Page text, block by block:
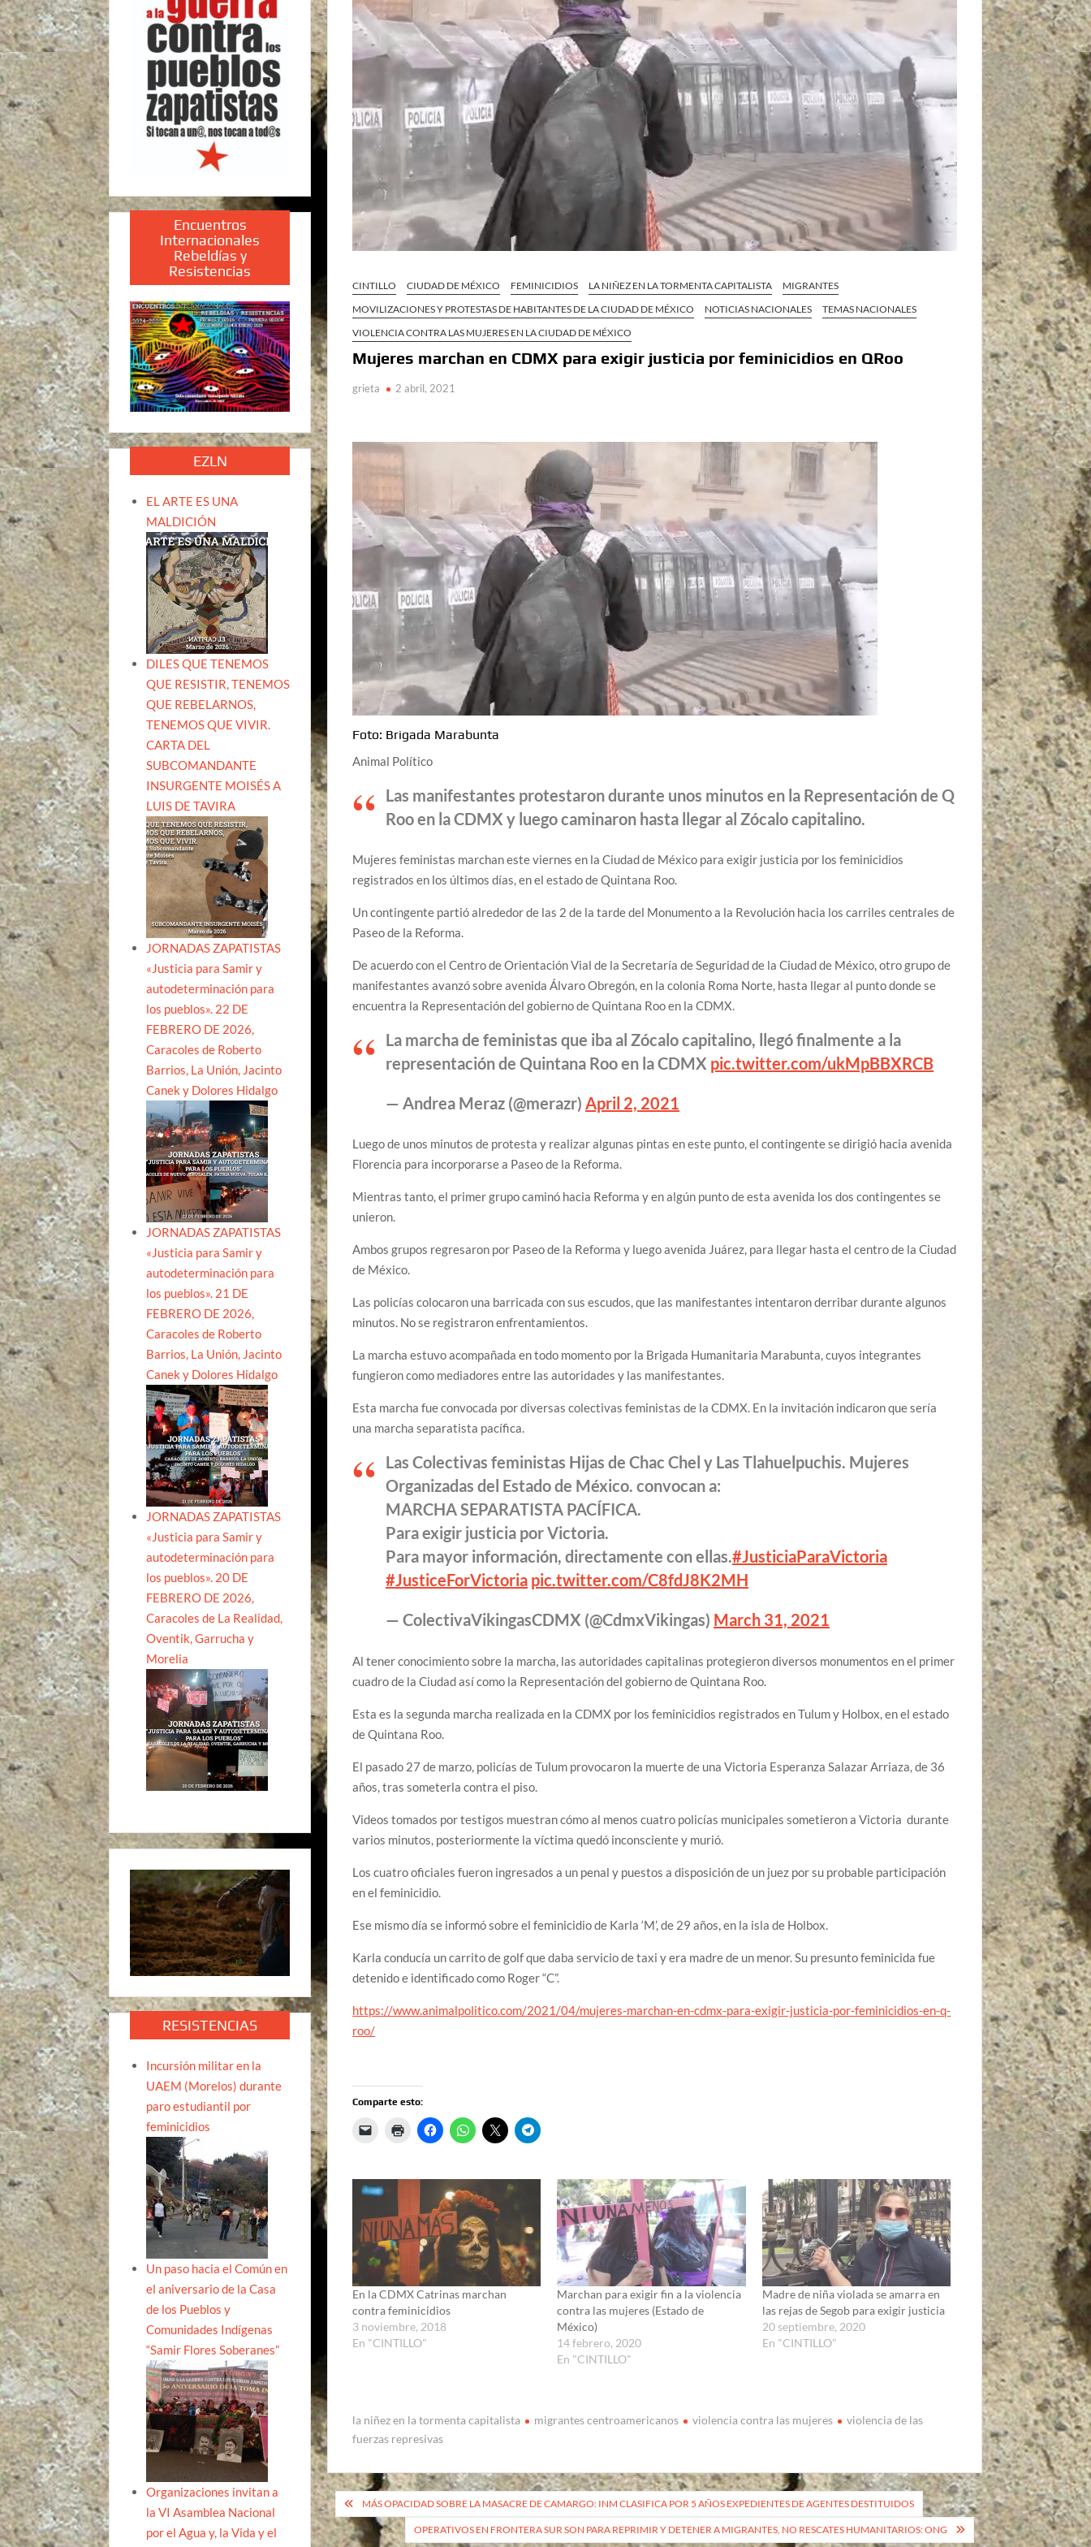
CINTILLO CIUDAD DE MÉXICO FEMINICIDIOS LA NIÑEZ EN LA TORMENTA CAPITALISTA
MIGRANTES
MOVILIZACIONES Y PROTESTAS DE HABITANTES DE LA CIUDAD DE MÉXICO
NOTICIAS NACIONALES
TEMAS NACIONALES
VIOLENCIA CONTRA LAS MUJERES EN LA CIUDAD DE MÉXICO
Mujeres marchan en CDMX para exigir justicia por feminicidios en QRoo
grieta 2 abril, 2021
Foto: Brigada Marabunta
Animal Político
Las manifestantes protestaron durante unos minutos en la Representación de Q
Roo en la CDMX y luego caminaron hasta llegar al Zócalo capitalino.
Mujeres feministas marchan este viernes en la Ciudad de México para exigir justicia por los feminicidios
registrados en los últimos días, en el estado de Quintana Roo.
Un contingente partió alrededor de las 2 de la tarde del Monumento a la Revolución hacia los carriles centrales de
Paseo de la Reforma.
De acuerdo con el Centro de Orientación Vial de la Secretaría de Seguridad de la Ciudad de México, otro grupo de
manifestantes avanzó sobre avenida Álvaro Obregón, en la colonia Roma Norte, hasta llegar al punto donde se
encuentra la Representación del gobierno de Quintana Roo en la CDMX.
La marcha de feministas que iba al Zócalo capitalino, llegó finalmente a la
representación de Quintana Roo en la CDMX pic.twitter.com/ukMpBBXRCB
— Andrea Meraz (@merazr)April 2, 2021
Luego de unos minutos de protesta y realizar algunas pintas en este punto, el contingente se dirigió hacia avenida
Florencia para incorporarse a Paseo de la Reforma.
Mientras tanto, el primer grupo caminó hacia Reforma y en algún punto de esta avenida los dos contingentes se
unieron.
Ambos grupos regresaron por Paseo de la Reforma y luego avenida Juárez, para llegar hasta el centro de la Ciudad
de México.
Las policías colocaron una barricada con sus escudos, que las manifestantes intentaron derribar durante algunos
minutos. No se registraron enfrentamientos.
La marcha estuvo acompañada en todo momento por la Brigada Humanitaria Marabunta, cuyos integrantes
fungieron como mediadores entre las autoridades y las manifestantes.
Esta marcha fue convocada por diversas colectivas feministas de la CDMX. En la invitación indicaron que sería
una marcha separatista pacífica.
Las Colectivas feministas Hijas de Chac Chel y Las Tlahuelpuchis. Mujeres
Organizadas del Estado de México. convocan a:
MARCHA SEPARATISTA PACÍFICA.
Para exigir justicia por Victoria.
Para mayor información, directamente con ellas.#JusticiaParaVictoria
#JusticeForVictoria pic.twitter.com/C8fdJ8K2MH
— ColectivaVikingasCDMX (@CdmxVikingas) March 31, 2021
Al tener conocimiento sobre la marcha, las autoridades capitalinas protegieron diversos monumentos en el primer
cuadro de la Ciudad así como la Representación del gobierno de Quintana Roo.
Esta es la segunda marcha realizada en la CDMX por los feminicidios registrados en Tulum y Holbox, en el estado
de Quintana Roo.
El pasado 27 de marzo, policías de Tulum provocaron la muerte de una Victoria Esperanza Salazar Arriaza, de 36
años, tras someterla contra el piso.
Videos tomados por testigos muestran cómo al menos cuatro policías municipales sometieron a Victoria durante
varios minutos, posteriormente la víctima quedó inconsciente y murió.
Los cuatro oficiales fueron ingresados a un penal y puestos a disposición de un juez por su probable participación
en el feminicidio.
Ese mismo día se informó sobre el feminicidio de Karla ‘M’, de 29 años, en la isla de Holbox.
Karla conducía un carrito de golf que daba servicio de taxi y era madre de un menor. Su presunto feminicida fue
detenido e identificado como Roger “C”.
https://www.animalpolitico.com/2021/04/mujeres-marchan-en-cdmx-para-exigir-justicia-por-feminicidios-en-q-
roo/
Comparte esto:
En la CDMX Catrinas marchan
contra feminicidios
3 noviembre, 2018
En "CINTILLO"
Marchan para exigir fin a la violencia
contra las mujeres (Estado de
México)
14 febrero, 2020
En "CINTILLO"
Madre de niña violada se amarra en
las rejas de Segob para exigir justicia
20 septiembre, 2020
En "CINTILLO"
la niñez en la tormenta capitalista migrantes centroamericanos violencia contra las mujeres
violencia de las
fuerzas represivas
Navegación
de
MÁS OPACIDAD SOBRE LA MASACRE DE CAMARGO: INM CLASIFICA POR 5 AÑOS EXPEDIENTES DE AGENTES DESTITUIDOS
OPERATIVOS EN FRONTERA SUR SON PARA REPRIMIR Y DETENER A MIGRANTES, NO RESCATES HUMANITARIOS: ONG
Encuentros
Internacionales
Rebeldías y
Resistencias
EZLN
EL ARTE ES UNA
MALDICIÓN
DILES QUE TENEMOS
QUE RESISTIR, TENEMOS
QUE REBELARNOS,
TENEMOS QUE VIVIR.
CARTA DEL
SUBCOMANDANTE
INSURGENTE MOISÉS A
LUIS DE TAVIRA
JORNADAS ZAPATISTAS
«Justicia para Samir y
autodeterminación para
los pueblos». 22 DE
FEBRERO DE 2026,
Caracoles de Roberto
Barrios, La Unión, Jacinto
Canek y Dolores Hidalgo
JORNADAS ZAPATISTAS
«Justicia para Samir y
autodeterminación para
los pueblos». 21 DE
FEBRERO DE 2026,
Caracoles de Roberto
Barrios, La Unión, Jacinto
Canek y Dolores Hidalgo
JORNADAS ZAPATISTAS
«Justicia para Samir y
autodeterminación para
los pueblos». 20 DE
FEBRERO DE 2026,
Caracoles de La Realidad,
Oventik, Garrucha y
Morelia
RESISTENCIAS
Incursión militar en la
UAEM (Morelos) durante
paro estudiantil por
feminicidios
Un paso hacia el Común en
el aniversario de la Casa
de los Pueblos y
Comunidades Indígenas
“Samir Flores Soberanes”
Organizaciones invitan a
la VI Asamblea Nacional
por el Agua y, la Vida y el